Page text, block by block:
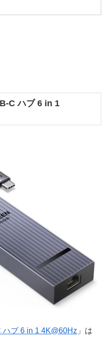
C ハブ 6 in 1
ブ 6 in 1 4K@60Hz 」は